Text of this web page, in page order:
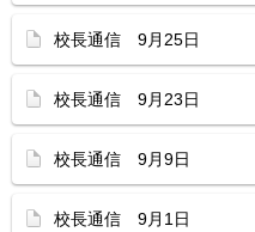
校長通信 9月25日
校長通信 9月23日
校長通信 9月9日
校長通信 9月1日